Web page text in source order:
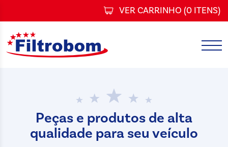
VER CARRINHO (0 ITENS)
Peças e produtos de alta
qualidade para seu veículo